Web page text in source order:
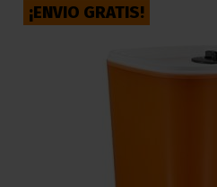
¡ENVIO GRATIS!